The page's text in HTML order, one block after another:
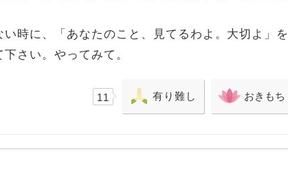
時に、「あなたのこと、見てるわよ。大切よ」を
さい。やってみて。
11 有り難し おきもち